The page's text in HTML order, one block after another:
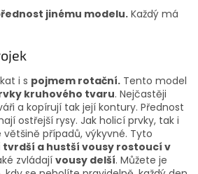
jinému modelu. Každý má
i s pojmem rotační. Tento model
kruhového tvaru. Nejčastěji
a kopírují tak její kontury. Přednost
ostřejší rysy. Jak holicí prvky, tak i
případů, výkyvné. Tyto
tvrdší a hustší vousy rostoucí v
zvládají vousy delší. Můžete je